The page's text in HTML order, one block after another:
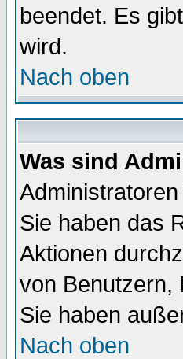
beendet. Es
wird.
Nach oben
Was sind
Sie haben das
Aktionen
von Benutzern,
Sie haben
Nach oben